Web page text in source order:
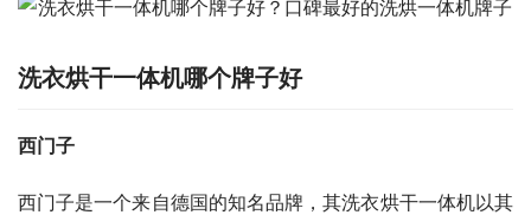
洗衣烘干一体机哪个牌子好
西门子
西门子是一个来自德国的知名品牌，其洗衣烘干一体机以其